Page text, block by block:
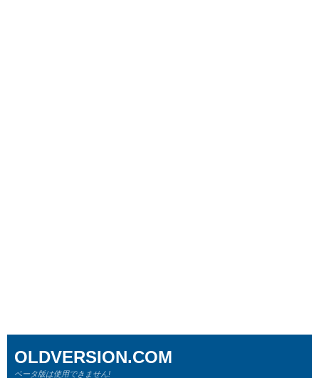
OLDVERSION.COM
ベータ版は使用できません!